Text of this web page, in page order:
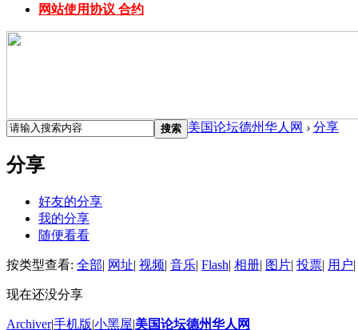
网站使用协议 合约
搜索 美国论坛德州华人网 › 分享
分享
好友的分享
我的分享
随便看看
按类型查看: 全部| 网址| 视频| 音乐| Flash| 相册| 图片| 投票| 用户|
现在还没分享
Archiver|手机版|小黑屋|美国论坛德州华人网